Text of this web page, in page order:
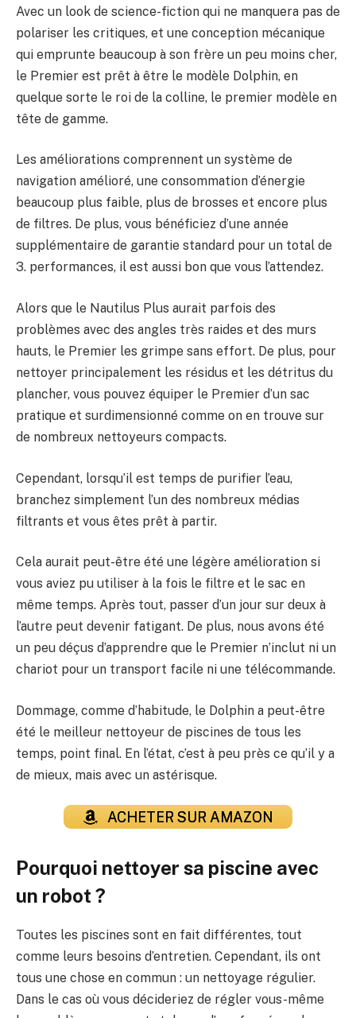
Avec un look de science-fiction qui ne manquera pas de
polariser les critiques, et une conception mécanique
qui emprunte beaucoup à son frère un peu moins cher,
le Premier est prêt à être le modèle Dolphin, en
quelque sorte le roi de la colline, le premier modèle en
tête de gamme.
Les améliorations comprennent un système de
navigation amélioré, une consommation d’énergie
beaucoup plus faible, plus de brosses et encore plus
de filtres. De plus, vous bénéficiez d’une année
supplémentaire de garantie standard pour un total de
3. performances, il est aussi bon que vous l’attendez.
Alors que le Nautilus Plus aurait parfois des
problèmes avec des angles très raides et des murs
hauts, le Premier les grimpe sans effort. De plus, pour
nettoyer principalement les résidus et les détritus du
plancher, vous pouvez équiper le Premier d’un sac
pratique et surdimensionné comme on en trouve sur
de nombreux nettoyeurs compacts.
Cependant, lorsqu’il est temps de purifier l’eau,
branchez simplement l’un des nombreux médias
filtrants et vous êtes prêt à partir.
Cela aurait peut-être été une légère amélioration si
vous aviez pu utiliser à la fois le filtre et le sac en
même temps. Après tout, passer d’un jour sur deux à
l’autre peut devenir fatigant. De plus, nous avons été
un peu déçus d’apprendre que le Premier n’inclut ni un
chariot pour un transport facile ni une télécommande.
Dommage, comme d’habitude, le Dolphin a peut-être
été le meilleur nettoyeur de piscines de tous les
temps, point final. En l’état, c’est à peu près ce qu’il y a
de mieux, mais avec un astérisque.
ACHETER SUR AMAZON
Pourquoi nettoyer sa piscine avec
un robot ?
Toutes les piscines sont en fait différentes, tout
comme leurs besoins d’entretien. Cependant, ils ont
tous une chose en commun : un nettoyage régulier.
Dans le cas où vous décideriez de régler vous-même